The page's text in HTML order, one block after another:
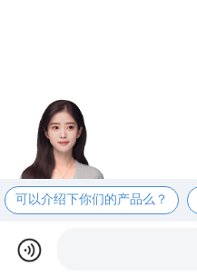
可以介绍下你们的产品么？